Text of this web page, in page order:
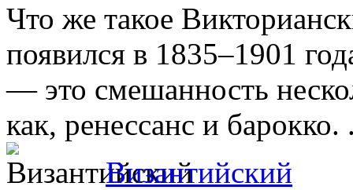
Что же такое
появился в 1835–1901
— это смешанность
как, ренессанс и барокко.
Византийский